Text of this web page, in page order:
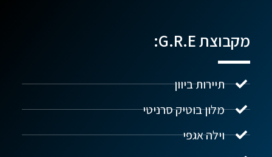
מקבוצת G.R.E:
תיירות ביוון
מלון בוטיק סרניטי
וילה אגפי
נדל"ן ביוון G.R.E